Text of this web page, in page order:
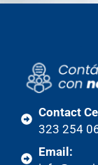
Contact
323 254
Email: